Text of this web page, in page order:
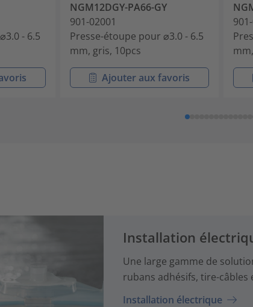
- 6.5
NGM12DGY-PA66-GY
901-02001
Presse-étoupe pour ⌀3.0 - 6.5
mm, gris, 10pcs
Ajouter aux favoris
Installation
Une large gamme de
rubans adhésifs, tire-
Installation électrique